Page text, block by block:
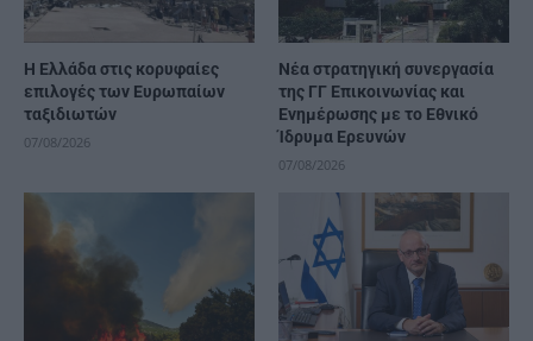
Η Ελλάδα στις κορυφαίες
επιλογές των Ευρωπαίων
ταξιδιωτών
07/08/2026
Νέα στρατηγική συνεργασία
της ΓΓ Επικοινωνίας και
Ενημέρωσης με το Εθνικό
Ίδρυμα Ερευνών
07/08/2026